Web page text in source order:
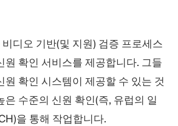
디오 기반(및 지원) 검증 프로세스
원 확인 서비스를 제공합니다. 그들
원 확인 시스템이 제공할 수 있는 것
은 수준의 신원 확인(즉, 유럽의 일
을 통해 작업합니다.